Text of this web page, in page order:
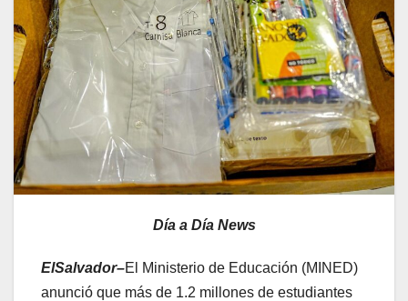
Día a Día News
ElSalvador–El Ministerio de Educación (MINED)
anunció que más de 1.2 millones de estudiantes